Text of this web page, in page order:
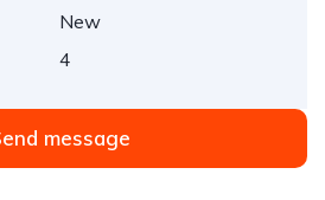
New
4
message